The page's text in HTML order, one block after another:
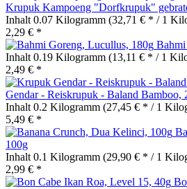
Krupuk Kampoeng "Dorfkrupuk"
Inhalt 0.07 Kilogramm (32,71 € * / 1
2,29 € *
Inhalt 0.19 Kilogramm (13,11 € * / 1
2,49 € *
Gendar - Reiskrupuk - Baland Bamboo,
Inhalt 0.2 Kilogramm (27,45 € * / 1
5,49 € *
100g
Inhalt 0.1 Kilogramm (29,90 € * / 1
2,99 € *